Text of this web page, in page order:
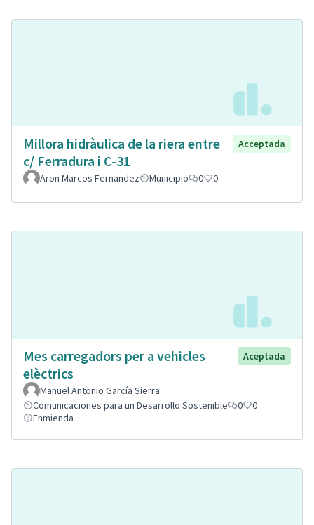
Millora hidràulica de la riera entre
c/ Ferradura i C-31
Acceptada
Aron Marcos Fernandez Municipio 0 0
Mes carregadors per a vehicles
elèctrics
Aceptada
Manuel Antonio García Sierra
Comunicaciones para un Desarrollo Sostenible
0
0
Enmienda